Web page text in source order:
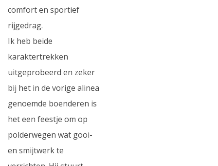
comfort en sportief
rijgedrag.
Ik heb beide
karaktertrekken
uitgeprobeerd en zeker
bij het in de vorige alinea
genoemde boenderen is
het een feestje om op
polderwegen wat gooi-
en smijtwerk te